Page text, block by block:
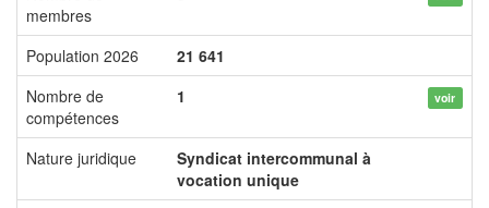
membres
Population 2026
21 641
Nombre de
compétences
1 voir
Nature juridique
Syndicat intercommunal à
vocation unique